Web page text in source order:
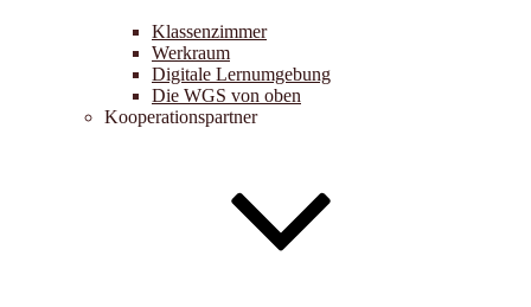
Klassenzimmer
Werkraum
Digitale Lernumgebung
Die WGS von oben
Kooperationspartner